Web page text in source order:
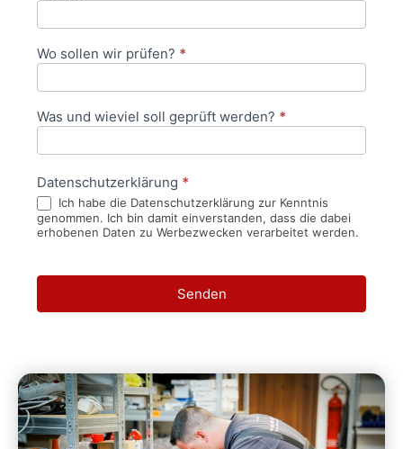
Wo sollen wir prüfen? *
Was und wieviel soll geprüft werden? *
Datenschutzerklärung *
Ich habe die Datenschutzerklärung zur Kenntnis
genommen. Ich bin damit einverstanden, dass die dabei
erhobenen Daten zu Werbezwecken verarbeitet werden.
Senden